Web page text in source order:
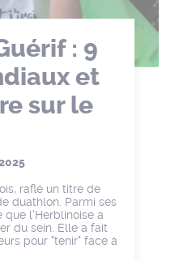
: 9
et
sur le
raflé un titre de
duathlon. Parmi ses
que l'Herblinoise a
du sein. Elle a fait
pour "tenir" face à